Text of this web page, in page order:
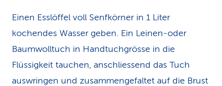
Einen Esslöffel voll Senfkörner in 1 Liter
kochendes Wasser geben. Ein Leinen-oder
Baumwolltuch in Handtuchgrösse in die
Flüssigkeit tauchen, anschliessend das Tuch
auswringen und zusammengefaltet auf die Brust